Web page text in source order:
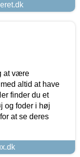
at være
altid at have
finder du et
og foder i høj
at se deres